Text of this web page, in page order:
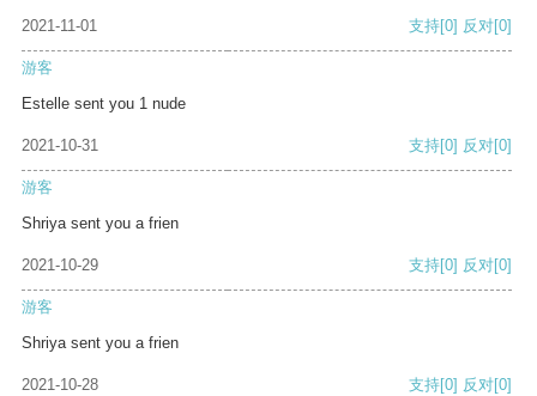
2021-11-01 支持[0] 反对[0]
游客
Estelle sent you 1 nude
2021-10-31 支持[0] 反对[0]
游客
Shriya sent you a frien
2021-10-29 支持[0] 反对[0]
游客
Shriya sent you a frien
2021-10-28 支持[0] 反对[0]